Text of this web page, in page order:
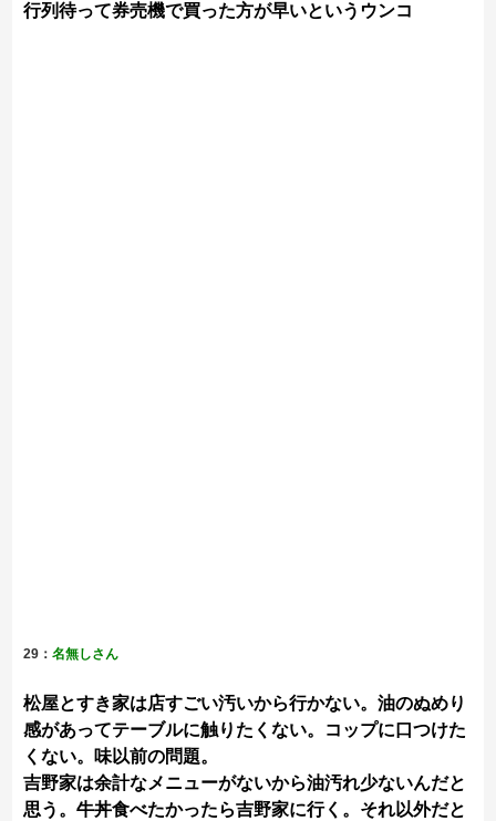
行列待って券売機で買った方が早いというウンコ
29：名無しさん
松屋とすき家は店すごい汚いから行かない。油のぬめり
感があってテーブルに触りたくない。コップに口つけた
くない。味以前の問題。
吉野家は余計なメニューがないから油汚れ少ないんだと
思う。牛丼食べたかったら吉野家に行く。それ以外だと